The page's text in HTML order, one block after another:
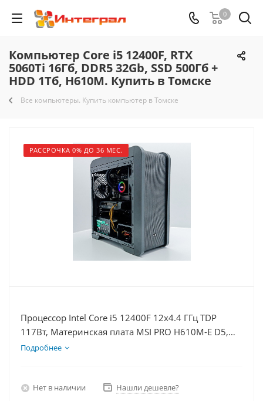
0
Компьютер Core i5 12400F, RTX
5060Ti 16Гб, DDR5 32Gb, SSD 500Гб +
HDD 1Тб, H610M. Купить в Томске
Все компьютеры. Купить компьютер в Томске
РАССРОЧКА 0% ДО 36 МЕС.
Процессор Intel Core i5 12400F 12x4.4 ГГц TDP
117Вт, Материнская плата MSI PRO H610M-E D5,
Видеокарта RTX 5060Ti 16Гб, Память DDR5 32Gb,
Подробнее
Нет в наличии Нашли дешевле?